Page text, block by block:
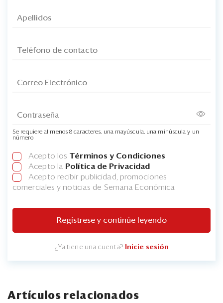
Se requiere al menos 8 caracteres, una mayúscula, una minúscula y un
número
Acepto los Términos y Condiciones
Acepto la Política de Privacidad
Acepto recibir publicidad, promociones
comerciales y noticias de Semana Económica
Regístrese y continúe leyendo
¿Ya tiene una cuenta? Inicie sesión
Artículos relacionados